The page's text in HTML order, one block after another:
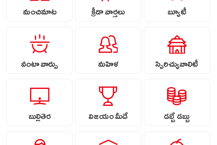
మంచిమాట క్రీడా వార్తలు బ్యూటీ
వంటా వార్పు మహిళ స్పిరిచ్యువాలిటీ
బుల్లితెర విజయం మీదే డబ్బే డబ్బు